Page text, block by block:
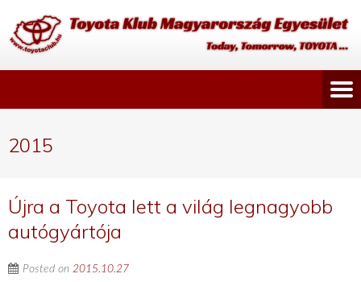
2015
Újra a Toyota lett a világ legnagyobb
autógyártója
Posted on 2015.10.27